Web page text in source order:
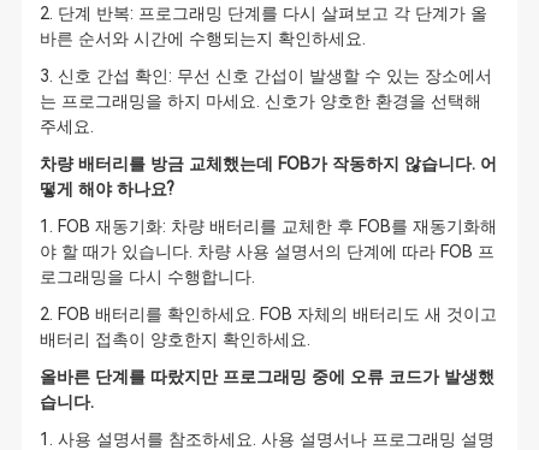
2. 단계 반복: 프로그래밍 단계를 다시 살펴보고 각 단계가 올
바른 순서와 시간에 수행되는지 확인하세요.
3. 신호 간섭 확인: 무선 신호 간섭이 발생할 수 있는 장소에서
는 프로그래밍을 하지 마세요. 신호가 양호한 환경을 선택해
주세요.
차량 배터리를 방금 교체했는데 FOB가 작동하지 않습니다. 어
떻게 해야 하나요?
1. FOB 재동기화: 차량 배터리를 교체한 후 FOB를 재동기화해
야 할 때가 있습니다. 차량 사용 설명서의 단계에 따라 FOB 프
로그래밍을 다시 수행합니다.
2. FOB 배터리를 확인하세요. FOB 자체의 배터리도 새 것이고
배터리 접촉이 양호한지 확인하세요.
올바른 단계를 따랐지만 프로그래밍 중에 오류 코드가 발생했
습니다.
1. 사용 설명서를 참조하세요. 사용 설명서나 프로그래밍 설명